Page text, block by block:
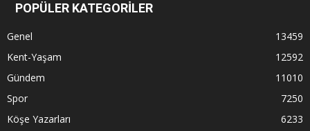
POPÜLER KATEGORİLER
Genel
13459
Kent-Yaşam
12592
Gündem
11010
Spor
7250
Köşe Yazarları
6233